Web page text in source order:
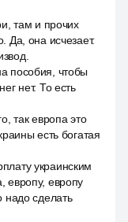
там и прочих
Да, она исчезает.
пособия, чтобы
нет. То есть
так европа это
есть богатая
украинским
европу, европу
надо сделать